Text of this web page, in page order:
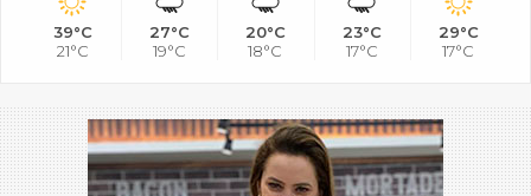
39°C
21°C
27°C
19°C
20°C
18°C
23°C
17°C
29°C
17°C